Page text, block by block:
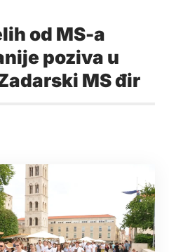
od MS-a
poziva u
MS đir